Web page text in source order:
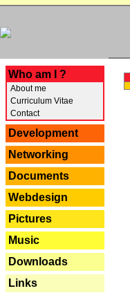
Who am I ?
About me
Curriculum Vitae
Contact
Development
Networking
Documents
Webdesign
Pictures
Music
Downloads
Links